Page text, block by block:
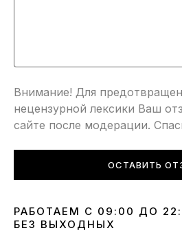
Внимание! Для
нецензурной лексики Ваш
сайте после модерации.
ОСТАВИТЬ
РАБОТАЕМ С 09:00 ДО
БЕЗ ВЫХОДНЫХ